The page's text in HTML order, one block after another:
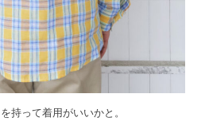
持って着用がいいかと。